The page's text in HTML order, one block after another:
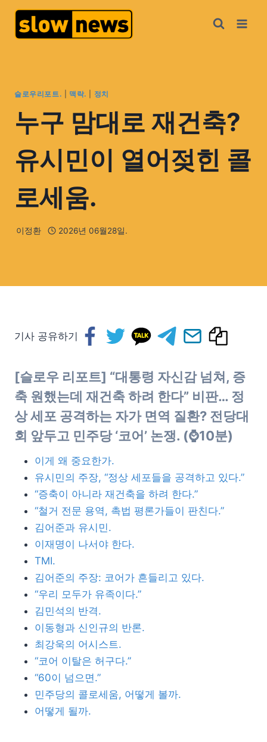
슬로우리포트. 맥락. 정치
누구 맘대로 재건축?
유시민이 열어젖힌 콜
로세움.
이정환 2026년 06월28일.
기사 공유하기
[슬로우 리포트] “대통령 자신감 넘쳐, 증
축 원했는데 재건축 하려 한다” 비판… 정
상 세포 공격하는 자가 면역 질환? 전당대
회 앞두고 민주당 ‘코어’ 논쟁. (⌚10분)
이게 왜 중요한가.
유시민의 주장, “정상 세포들을 공격하고 있다.”
“증축이 아니라 재건축을 하려 한다.”
“철거 전문 용역, 촉법 평론가들이 판친다.”
김어준과 유시민.
이재명이 나서야 한다.
TMI.
김어준의 주장: 코어가 흔들리고 있다.
“우리 모두가 유족이다.”
김민석의 반격.
이동형과 신인규의 반론.
최강욱의 어시스트.
“코어 이탈은 허구다.”
“60이 넘으면.”
민주당의 콜로세움, 어떻게 볼까.
어떻게 될까.